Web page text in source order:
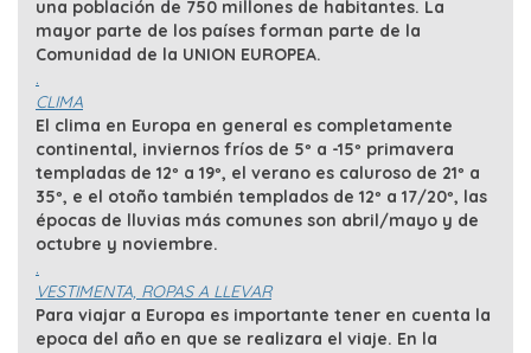
una población de 750 millones de habitantes. La
mayor parte de los países forman parte de la
Comunidad de la UNION EUROPEA.
.
CLIMA
El clima en Europa en general es completamente
continental, inviernos fríos de 5º a -15º primavera
templadas de 12º a 19º, el verano es caluroso de 21º a
35º, e el otoño también templados de 12º a 17/20º, las
épocas de lluvias más comunes son abril/mayo y de
octubre y noviembre.
.
VESTIMENTA, ROPAS A LLEVAR
Para viajar a Europa es importante tener en cuenta la
epoca del año en que se realizara el viaje. En la